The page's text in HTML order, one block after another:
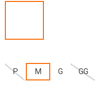
P M G GG